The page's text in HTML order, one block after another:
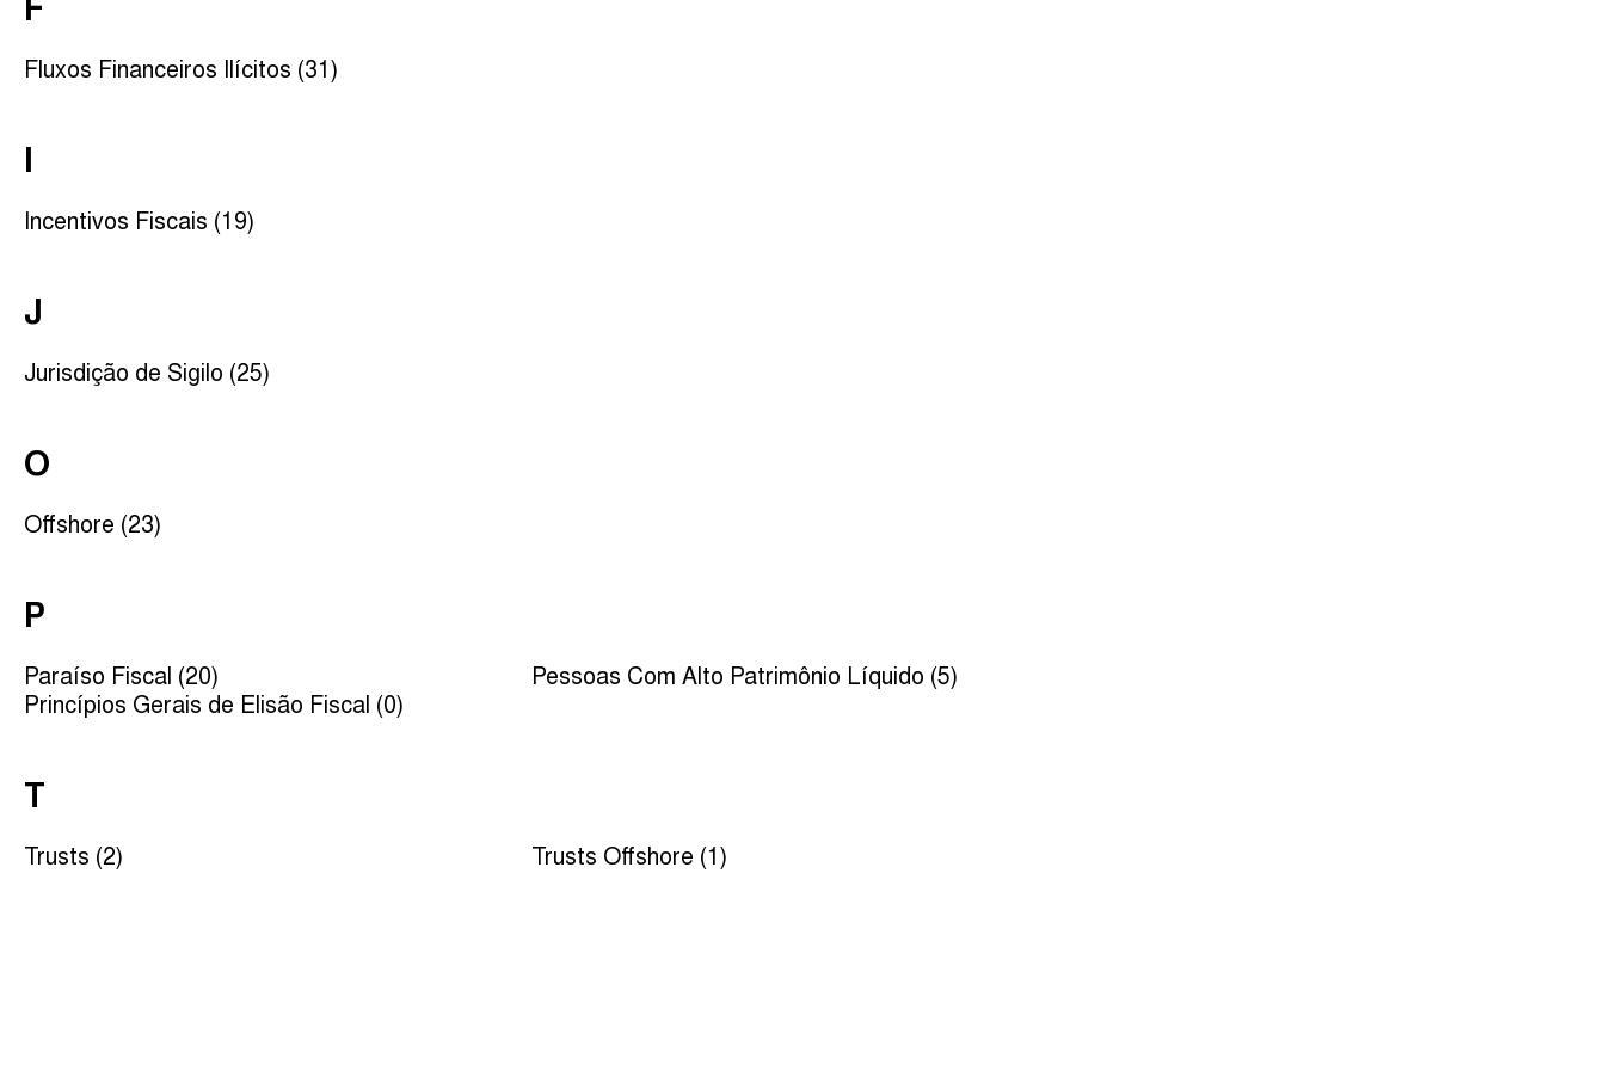
F
Fluxos Financeiros Ilícitos (31)
I
Incentivos Fiscais (19)
J
Jurisdição de Sigilo (25)
O
Offshore (23)
P
Paraíso Fiscal (20)
Pessoas Com Alto Patrimônio Líquido (5)
Princípios Gerais de Elisão Fiscal (0)
T
Trusts (2) Trusts Offshore (1)